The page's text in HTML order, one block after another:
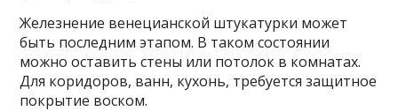
Железнение венецианской штукатурки может
быть последним этапом. В таком состоянии
можно оставить стены или потолок в комнатах.
Для коридоров, ванн, кухонь, требуется защитное
покрытие воском.